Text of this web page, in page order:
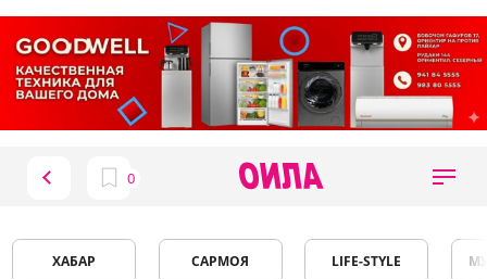
ХАБАР САРМОЯ LIFE-STYLE